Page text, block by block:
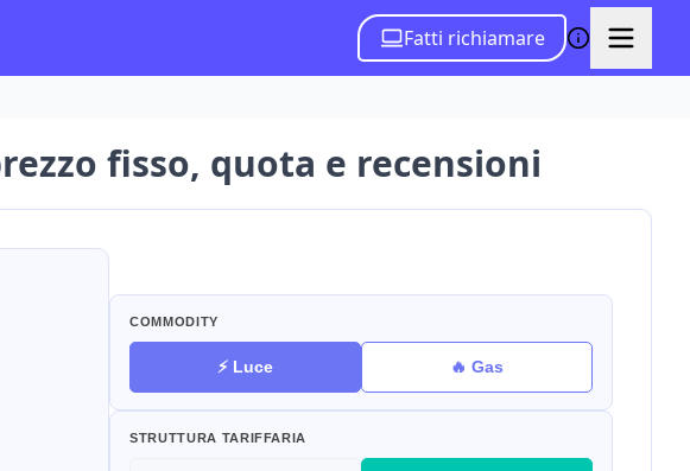
Fatti richiamare
fisso, quota e recensioni
COMMODITY
⚡ Luce 🔥 Gas
STRUTTURA TARIFFARIA